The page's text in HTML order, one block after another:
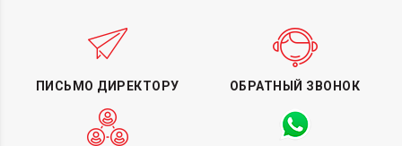
ПИСЬМО ДИРЕКТОРУ ОБРАТНЫЙ ЗВОНОК